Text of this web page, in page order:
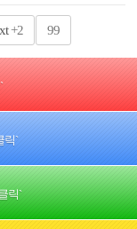
+2 99
릭`
릭`